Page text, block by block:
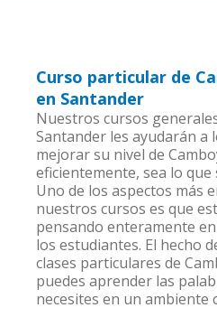
Curso particular de
en Santander
Nuestros cursos
Santander les ayudarán a
mejorar su nivel de
eficientemente, sea lo que
Uno de los aspectos más
nuestros cursos es que
pensando enteramente
los estudiantes. El hecho
clases particulares de
puedes aprender las
necesites en un ambiente